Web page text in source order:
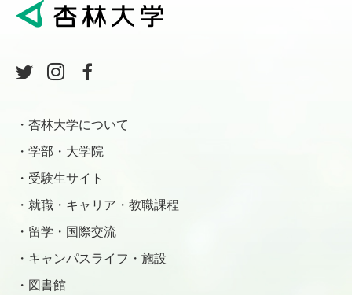
杏林大学について
学部・大学院
受験生サイト
就職・キャリア・教職課程
留学・国際交流
キャンパスライフ・施設
図書館